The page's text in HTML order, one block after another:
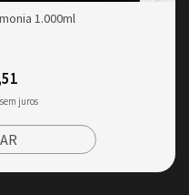
1.000ml
sem juros